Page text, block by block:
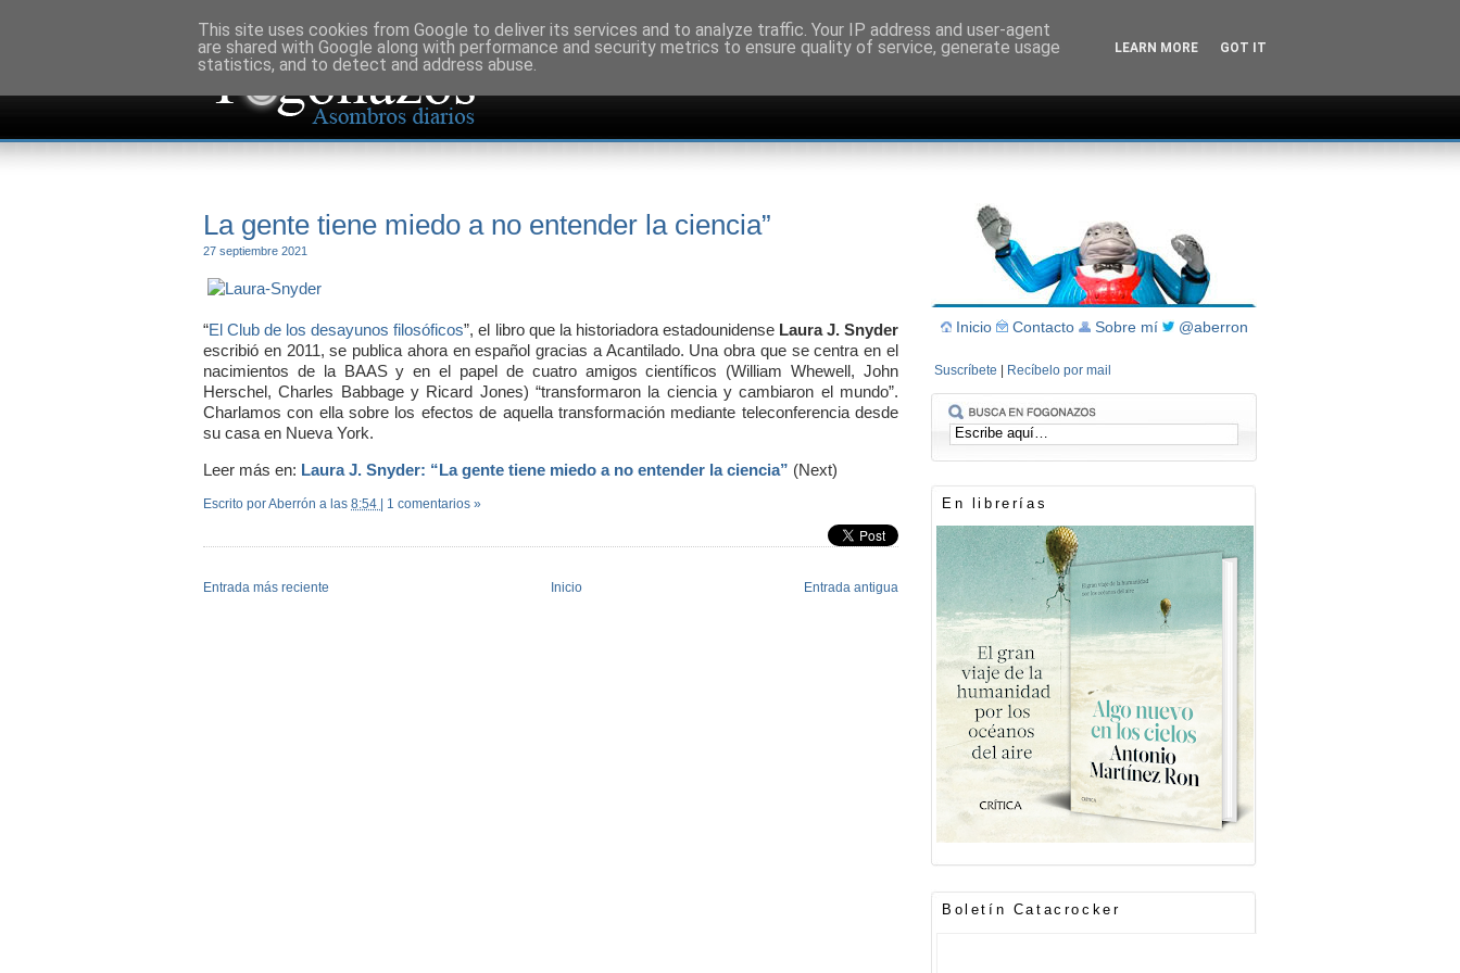
La gente tiene miedo a no entender la ciencia”
27 septiembre 2021
“El Club de los desayunos filosóficos”, el libro que la historiadora estadounidense Laura J. Snyder
escribió en 2011, se publica ahora en español gracias a Acantilado. Una obra que se centra en el
nacimientos de la BAAS y en el papel de cuatro amigos científicos (William Whewell, John
Herschel, Charles Babbage y Ricard Jones) “transformaron la ciencia y cambiaron el mundo”.
Charlamos con ella sobre los efectos de aquella transformación mediante teleconferencia desde
su casa en Nueva York.
Leer más en: Laura J. Snyder: “La gente tiene miedo a no entender la ciencia” (Next)
Escrito por Aberrón a las 8:54 | 1 comentarios »
Entrada más reciente Entrada antigua
Inicio
Inicio Contacto Sobre mí @aberron
Suscríbete Recíbelo por mail
En librerías
Boletín Catacrocker
This site uses cookies from Google to deliver its services and to analyze traffic. Your IP address and user-agent
are shared with Google along with performance and security metrics to ensure quality of service, generate usage
statistics, and to detect and address abuse.
LEARN MORE GOT IT